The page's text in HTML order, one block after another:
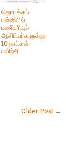
தொடக்கப்
பள்ளியில்
பணிபுரியும்
ஆசிரியர்களுக்கு
10 நாட்கள்
பயிற்சி
Older Post →